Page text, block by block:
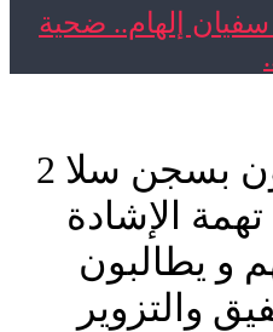
سفيان إلهام.. ضحية
معتقلون إسلاميون بسجن سلا 2
الإشادة
و يطالبون
والتزوير